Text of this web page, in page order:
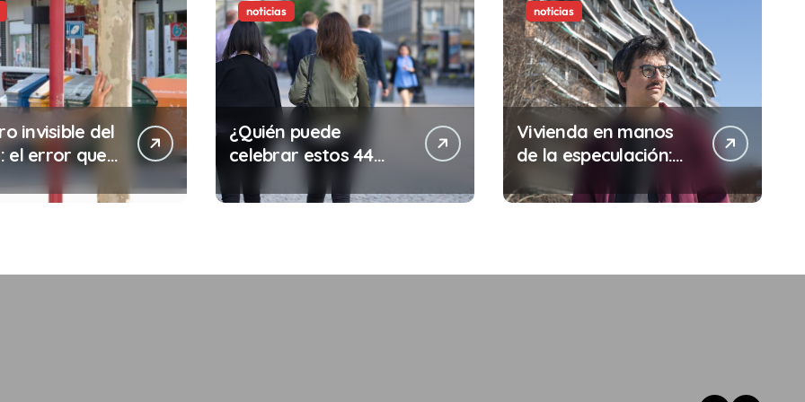
invisible del
el error que
cada 30
en tu trabajo
noticias
¿Quién puede
celebrar estos 44
noticias
Vivienda en manos
de la especulación:
no te da para vivir